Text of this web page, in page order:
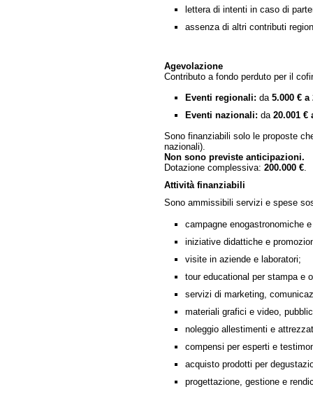
lettera di intenti in caso di
assenza di altri contributi
Agevolazione
Contributo a fondo perduto per il
Eventi regionali: da 5.000 € a
Eventi nazionali: da 20.001 €
Sono finanziabili solo le proposte
nazionali).
Non sono previste anticipazioni.
Dotazione complessiva: 200.000 €
Attività finanziabili
Sono ammissibili servizi e spese
campagne enogastronomiche
iniziative didattiche e
visite in aziende e laboratori;
tour educational per stampa e
servizi di marketing,
materiali grafici e video,
noleggio allestimenti e
compensi per esperti e
acquisto prodotti per
progettazione, gestione e